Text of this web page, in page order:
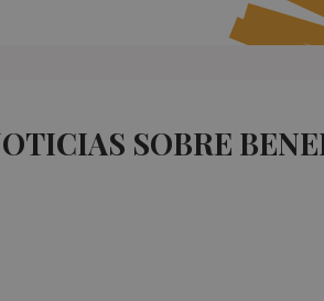
SOBRE